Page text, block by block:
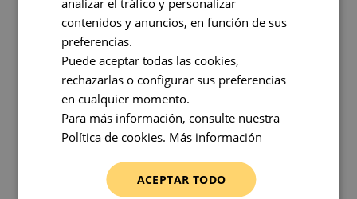
01/08/2026
Cuánto dura un ventilador de techo: vida
útil y cuándo cambiarlo
31/07/2026
contenidos y anuncios, en función de sus
preferencias.
Puede aceptar todas las cookies,
rechazarlas o configurar sus preferencias
en cualquier momento.
Para más información, consulte nuestra
Política de cookies. Más información
ACEPTAR TODO